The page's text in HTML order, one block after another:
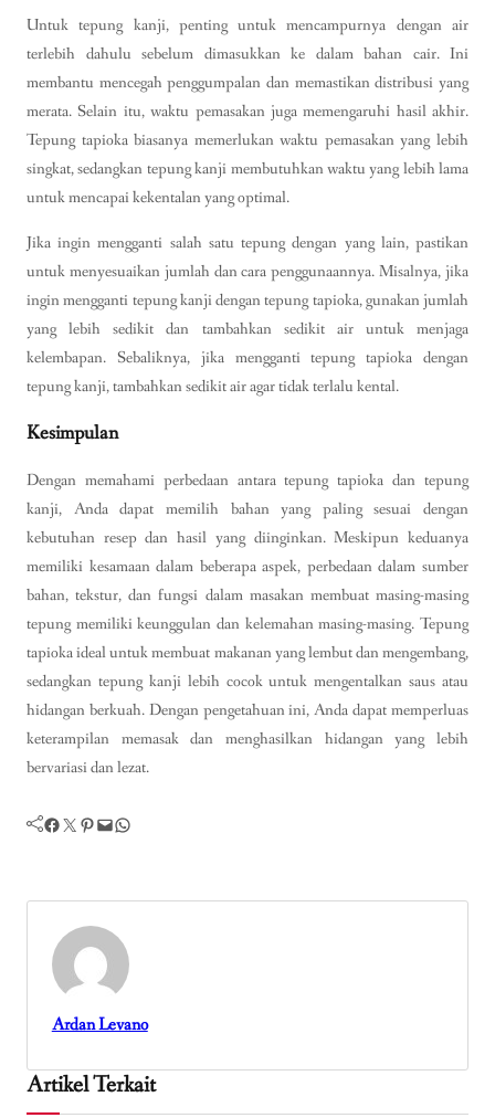
Untuk tepung kanji, penting untuk mencampurnya dengan air
terlebih dahulu sebelum dimasukkan ke dalam bahan cair. Ini
membantu mencegah penggumpalan dan memastikan distribusi yang
merata. Selain itu, waktu pemasakan juga memengaruhi hasil akhir.
Tepung tapioka biasanya memerlukan waktu pemasakan yang lebih
singkat, sedangkan tepung kanji membutuhkan waktu yang lebih lama
untuk mencapai kekentalan yang optimal.
Jika ingin mengganti salah satu tepung dengan yang lain, pastikan
untuk menyesuaikan jumlah dan cara penggunaannya. Misalnya, jika
ingin mengganti tepung kanji dengan tepung tapioka, gunakan jumlah
yang lebih sedikit dan tambahkan sedikit air untuk menjaga
kelembapan. Sebaliknya, jika mengganti tepung tapioka dengan
tepung kanji, tambahkan sedikit air agar tidak terlalu kental.
Kesimpulan
Dengan memahami perbedaan antara tepung tapioka dan tepung
kanji, Anda dapat memilih bahan yang paling sesuai dengan
kebutuhan resep dan hasil yang diinginkan. Meskipun keduanya
memiliki kesamaan dalam beberapa aspek, perbedaan dalam sumber
bahan, tekstur, dan fungsi dalam masakan membuat masing-masing
tepung memiliki keunggulan dan kelemahan masing-masing. Tepung
tapioka ideal untuk membuat makanan yang lembut dan mengembang,
sedangkan tepung kanji lebih cocok untuk mengentalkan saus atau
hidangan berkuah. Dengan pengetahuan ini, Anda dapat memperluas
keterampilan memasak dan menghasilkan hidangan yang lebih
bervariasi dan lezat.
Facebook Twitter Pinterest Mail WhatsApp
Ardan Levano
Artikel Terkait